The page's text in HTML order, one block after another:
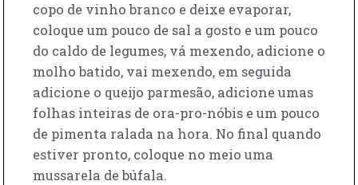
copo de vinho branco e deixe evaporar,
coloque um pouco de sal a gosto e um pouco
do caldo de legumes, vá mexendo, adicione o
molho batido, vai mexendo, em seguida
adicione o queijo parmesão, adicione umas
folhas inteiras de ora-pro-nóbis e um pouco
de pimenta ralada na hora. No final quando
estiver pronto, coloque no meio uma
mussarela de búfala.